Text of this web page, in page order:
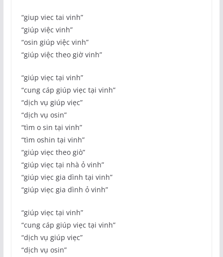
“giup viec tai vinh”
“giúp việc vinh”
“osin giúp việc vinh”
“giúp việc theo giờ vinh”
“giúp viẹc tại vinh”
“cung cáp giúp viẹc tại vinh”
“dịch vụ giúp viẹc”
“dịch vụ osin”
“tìm o sin tại vinh”
“tìm oshin tại vinh”
“giúp viẹc theo giò”
“giúp viẹc tại nhà ỏ vinh”
“giúp viẹc gia dình tại vinh”
“giúp viẹc gia dình ỏ vinh”
“giúp viẹc tại vinh”
“cung cáp giúp viẹc tại vinh”
“dịch vụ giúp viẹc”
“dịch vụ osin”